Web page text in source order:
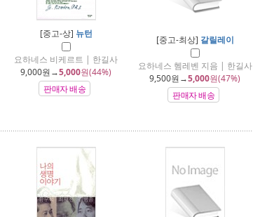
[중고-상] 뉴턴
요하네스 비케르트 | 한길사
9,000원→5,000원(44%)
판매자 배송
[중고-최상] 갈릴레이
요하네스 헴레벤 지음 | 한길사
9,500원→5,000원(47%)
판매자 배송